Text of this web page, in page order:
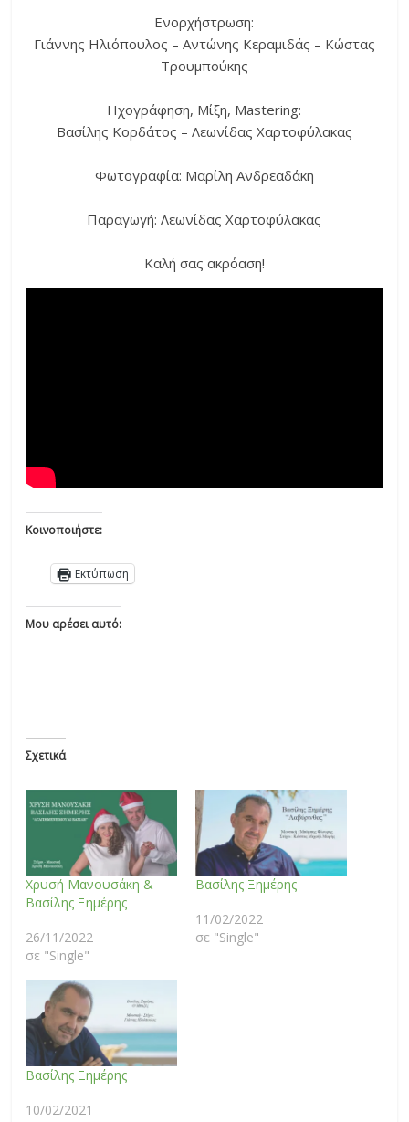
Ενορχήστρωση:
Γιάννης Ηλιόπουλος – Αντώνης Κεραμιδάς – Κώστας
Τρουμπούκης
Ηχογράφηση, Μίξη, Mastering:
Βασίλης Κορδάτος – Λεωνίδας Χαρτοφύλακας
Φωτογραφία: Μαρίλη Ανδρεαδάκη
Παραγωγή: Λεωνίδας Χαρτοφύλακας
Καλή σας ακρόαση!
Κοινοποιήστε:
Εκτύπωση
Μου αρέσει αυτό:
Σχετικά
Χρυσή Μανουσάκη &
Βασίλης Ξημέρης
26/11/2022
σε "Single"
Βασίλης Ξημέρης
11/02/2022
σε "Single"
Βασίλης Ξημέρης
10/02/2021